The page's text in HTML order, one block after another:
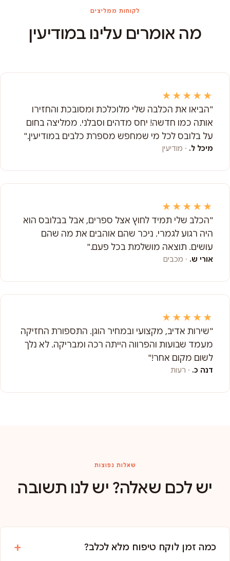
לקוחות ממליצים
מה אומרים עלינו במודיעין
★★★★★
"הביאו את הכלבה שלי מלוכלכת ומסובכת והחזירו
אותה כמו חדשה! יחס מדהים וסבלני. ממליצה בחום
על בלובס לכל מי שמחפש מספרת כלבים במודיעין."
מיכל ל. · מודיעין
★★★★★
"הכלב שלי תמיד לחוץ אצל ספרים, אבל בבלובס הוא
היה רגוע לגמרי. ניכר שהם אוהבים את מה שהם
עושים. תוצאה מושלמת בכל פעם."
אורי ש. · מכבים
★★★★★
"שירות אדיב, מקצועי ובמחיר הוגן. התספורת החזיקה
מעמד שבועות והפרווה הייתה רכה ומבריקה. לא נלך
לשום מקום אחר!"
דנה כ. · רעות
שאלות נפוצות
יש לכם שאלה? יש לנו תשובה
כמה זמן לוקח טיפוח מלא לכלב?